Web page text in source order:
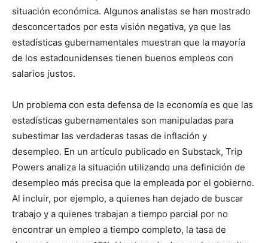
situación económica. Algunos analistas se han mostrado
desconcertados por esta visión negativa, ya que las
estadísticas gubernamentales muestran que la mayoría
de los estadounidenses tienen buenos empleos con
salarios justos.
Un problema con esta defensa de la economía es que las
estadísticas gubernamentales son manipuladas para
subestimar las verdaderas tasas de inflación y
desempleo. En un artículo publicado en Substack, Trip
Powers analiza la situación utilizando una definición de
desempleo más precisa que la empleada por el gobierno.
Al incluir, por ejemplo, a quienes han dejado de buscar
trabajo y a quienes trabajan a tiempo parcial por no
encontrar un empleo a tiempo completo, la tasa de